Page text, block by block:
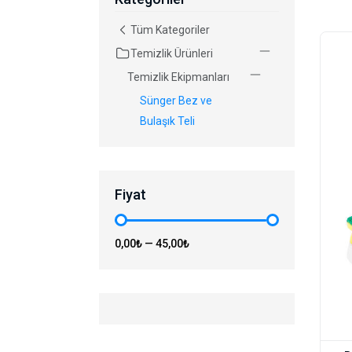
Tüm Kategoriler
Temizlik Ürünleri
Temizlik Ekipmanları
Sünger Bez ve
Bulaşık Teli
Fiyat
0,00₺ — 45,00₺